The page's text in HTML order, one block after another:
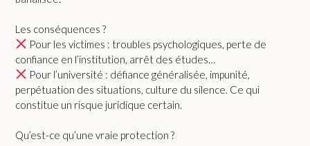
Les conséquences ?
Pour les victimes : troubles psychologiques, perte de
confiance en l’institution, arrêt des études…
Pour l’université : défiance généralisée, impunité,
perpétuation des situations, culture du silence. Ce qui
constitue un risque juridique certain.
Qu’est-ce qu’une vraie protection ?